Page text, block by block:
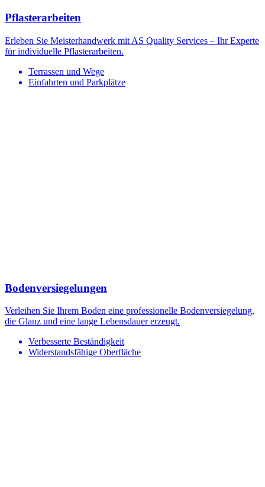
Pflasterarbeiten
Erleben Sie Meisterhandwerk mit AS Quality Services – Ihr Experte
für individuelle Pflasterarbeiten.
Terrassen und Wege
Einfahrten und Parkplätze
Bodenversiegelungen
Verleihen Sie Ihrem Boden eine professionelle Bodenversiegelung,
die Glanz und eine lange Lebensdauer erzeugt.
Verbesserte Beständigkeit
Widerstandsfähige Oberfläche